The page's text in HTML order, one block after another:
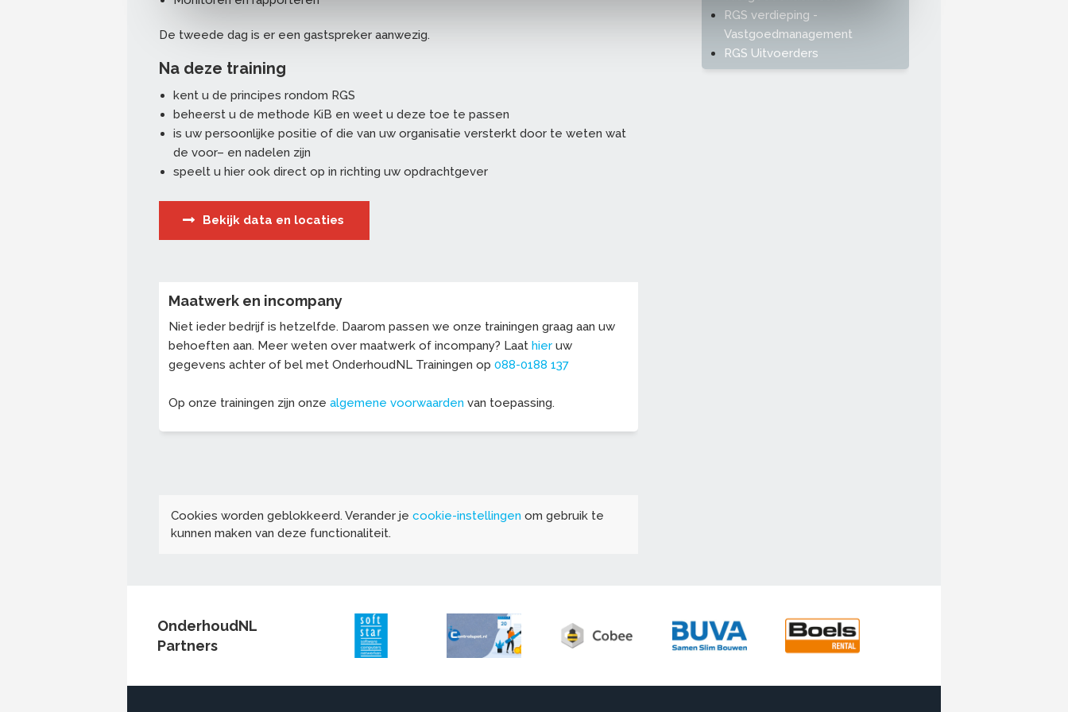
De tweede dag is er een gastspreker aanwezig.
Na deze training
kent u de principes rondom RGS
beheerst u de methode KiB en weet u deze toe te passen
is uw persoonlijke positie of die van uw organisatie versterkt door te weten wat
de voor– en nadelen zijn
speelt u hier ook direct op in richting uw opdrachtgever
Bekijk data en locaties
Maatwerk en incompany
Niet ieder bedrijf is hetzelfde. Daarom passen we onze trainingen graag aan uw
behoeften aan. Meer weten over maatwerk of incompany? Laat hier uw
gegevens achter of bel met OnderhoudNL Trainingen op 088-0188 137
Op onze trainingen zijn onze algemene voorwaarden van toepassing.
Cookies worden geblokkeerd. Verander je cookie-instellingen om gebruik te
kunnen maken van deze functionaliteit.
RGS verdieping -
Vastgoedmanagement
RGS Uitvoerders
OnderhoudNL
Partners